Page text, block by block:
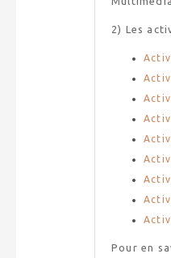
2) Les
Pour en